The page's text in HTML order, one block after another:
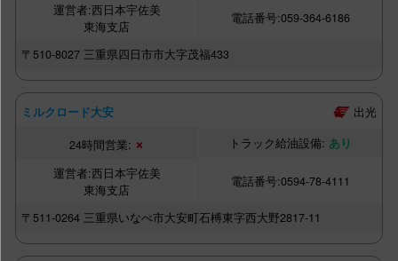
西日本宇佐美
東海支店
059-364-6186
〒510-8027三重県四日市市大字茂福433
ミルクロード大安 出光
×
あり
西日本宇佐美
東海支店
0594-78-4111
〒511-0264三重県いなべ市大安町石榑東字西大野2817-11